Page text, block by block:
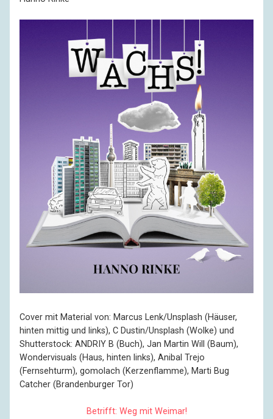
Cover mit Material von: Marcus Lenk/Unsplash (Häuser,
hinten mittig und links), C Dustin/Unsplash (Wolke) und
Shutterstock: ANDRIY B (Buch), Jan Martin Will (Baum),
Wondervisuals (Haus, hinten links), Anibal Trejo
(Fernsehturm), gomolach (Kerzenflamme), Marti Bug
Catcher (Brandenburger Tor)
Betrifft: Weg mit Weimar!